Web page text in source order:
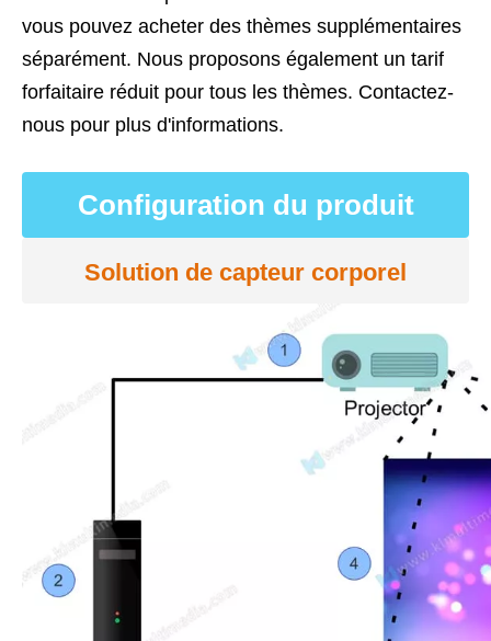
vous pouvez acheter des thèmes supplémentaires
séparément. Nous proposons également un tarif
forfaitaire réduit pour tous les thèmes. Contactez-
nous pour plus d'informations.
Configuration du produit
Solution de capteur corporel